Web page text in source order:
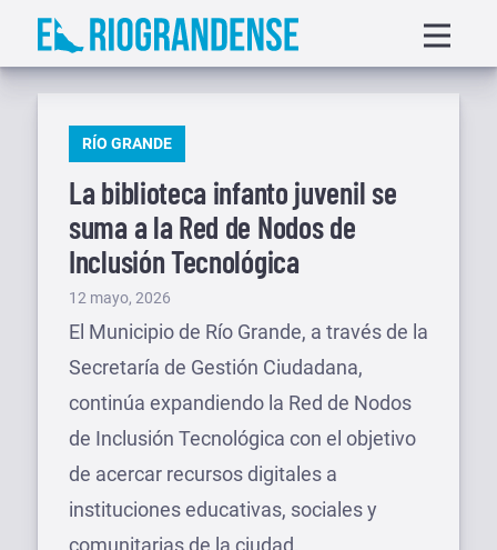
Saltar
menu
PUBLICADO
RÍO GRANDE
La biblioteca infanto juvenil se
suma a la Red de Nodos de
Inclusión Tecnológica
Publicado
el
12 mayo, 2026
El Municipio de Río Grande, a través de la
Secretaría de Gestión Ciudadana,
continúa expandiendo la Red de Nodos
de Inclusión Tecnológica con el objetivo
de acercar recursos digitales a
instituciones educativas, sociales y
comunitarias de la ciudad.